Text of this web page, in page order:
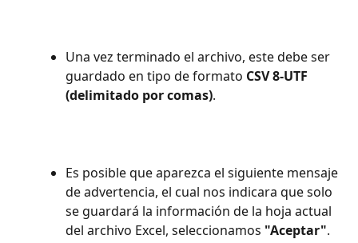
Una vez terminado el archivo, este debe ser
guardado en tipo de formato CSV 8-UTF
(delimitado por comas).
Es posible que aparezca el siguiente mensaje
de advertencia, el cual nos indicara que solo
se guardará la información de la hoja actual
del archivo Excel, seleccionamos "Aceptar".